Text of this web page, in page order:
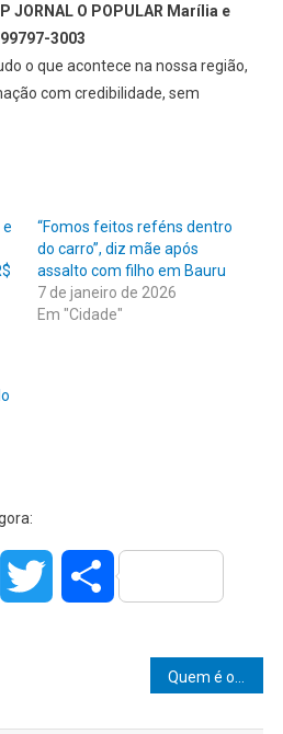
JORNAL O POPULAR Marília e
3003
o que acontece na nossa região,
com credibilidade, sem
“Fomos feitos reféns dentro
do carro”, diz mãe após
assalto com filho em Bauru
7 de janeiro de 2026
Em "Cidade"
WhatsAppTwitter Share